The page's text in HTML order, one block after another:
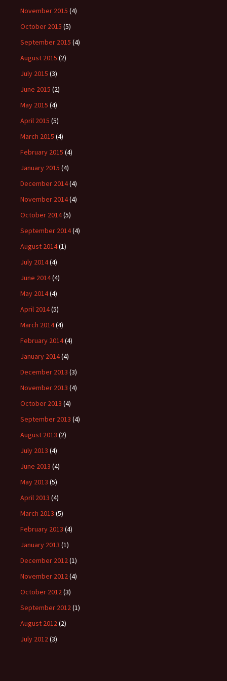
November 2015 (4)
October 2015 (5)
September 2015 (4)
August 2015 (2)
July 2015 (3)
June 2015 (2)
May 2015 (4)
April 2015 (5)
March 2015 (4)
February 2015 (4)
January 2015 (4)
December 2014(4)
November 2014(4)
October 2014(5)
September 2014(4)
August 2014(1)
July 2014(4)
June 2014(4)
May 2014(4)
April 2014(5)
March 2014(4)
February 2014(4)
January 2014(4)
December 2013 (3)
November 2013 (4)
October 2013 (4)
September 2013 (4)
August 2013 (2)
July 2013 (4)
June 2013 (4)
May 2013 (5)
April 2013 (4)
March 2013 (5)
February 2013 (4)
January 2013 (1)
December 2012(1)
November 2012(4)
October 2012(3)
September 2012(1)
August 2012(2)
July 2012(3)